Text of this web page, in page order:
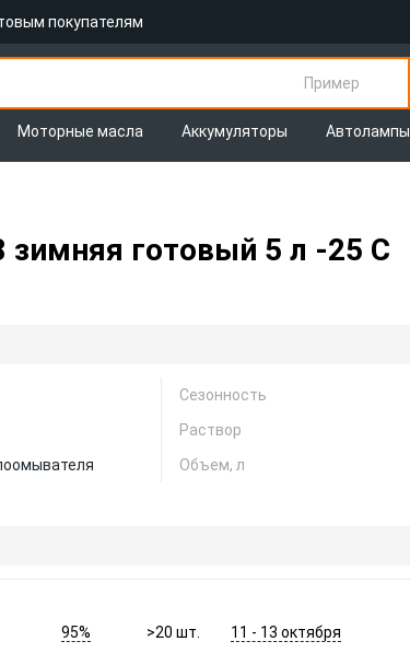
покупателям
Пример
Моторные масла Аккумуляторы Автолампы
готовый 5 л -25 C
Сезонность
Раствор
Объем, л
95% >20шт. 11 - 13 октября